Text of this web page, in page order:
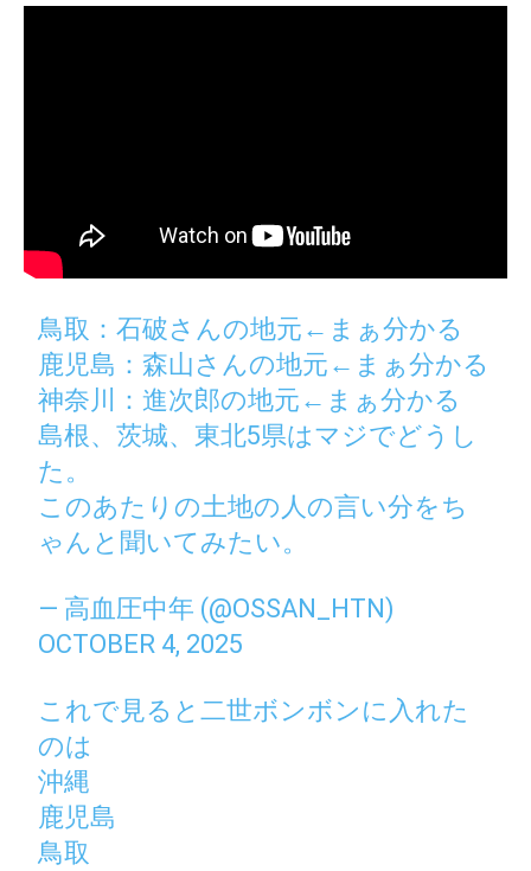
鳥取：石破さんの地元←まぁ分かる
鹿児島：森山さんの地元←まぁ分かる
神奈川：進次郎の地元←まぁ分かる
島根、茨城、東北5県はマジでどうし
た。
このあたりの土地の人の言い分をち
ゃんと聞いてみたい。
— 高血圧中年 (@OSSAN_HTN)
OCTOBER 4, 2025
これで見ると二世ボンボンに入れた
のは
沖縄
鹿児島
鳥取